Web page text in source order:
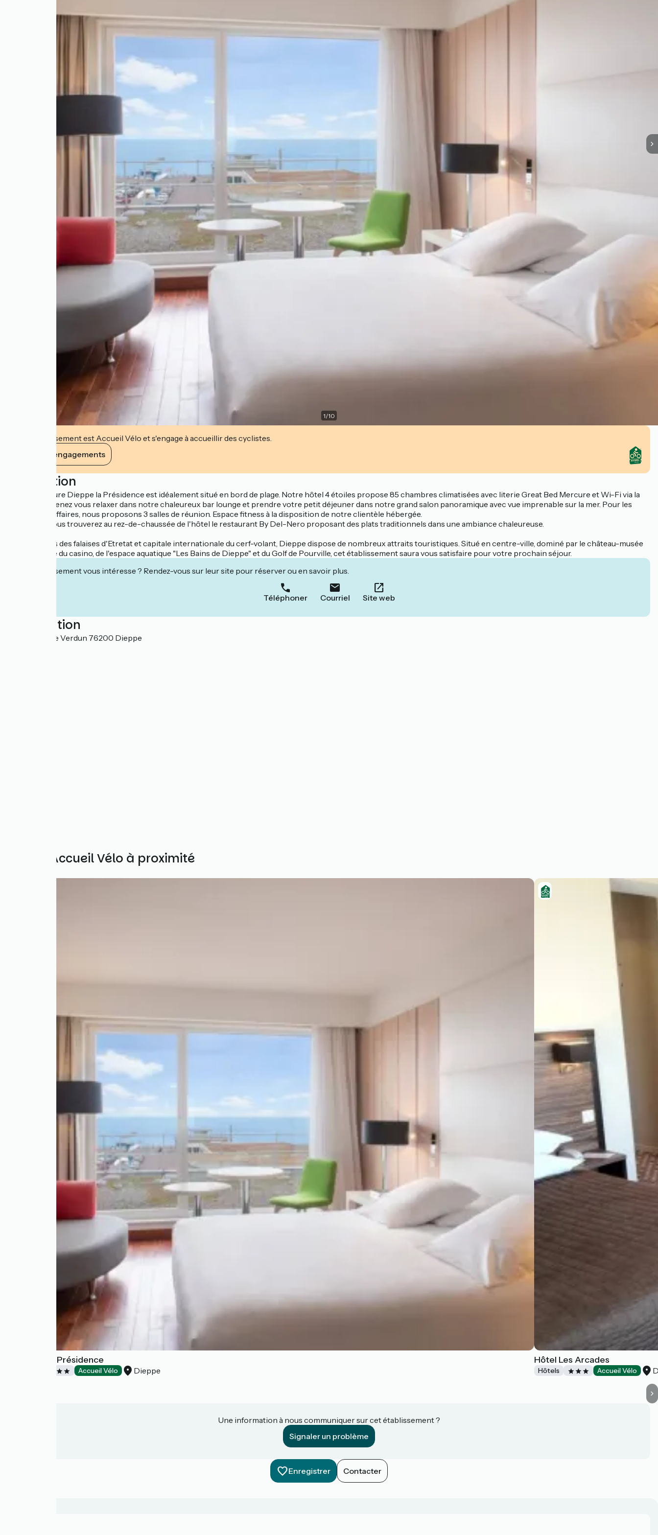
1/10
Cet établissement est Accueil Vélo et s'engage à accueillir des cyclistes.
Voir ses engagements
Description
L'hôtel Mercure Dieppe la Présidence est idéalement situé en bord de plage. Notre hôtel 4 étoiles propose 85 chambres climatisées avec literie Great Bed Mercure et Wi-Fi via la
fibre offert. Venez vous relaxer dans notre chaleureux bar lounge et prendre votre petit déjeuner dans notre grand salon panoramique avec vue imprenable sur la mer. Pour les
voyageurs d'affaires, nous proposons 3 salles de réunion. Espace fitness à la disposition de notre clientèle hébergée.
Pour dîner, vous trouverez au rez-de-chaussée de l'hôtel le restaurant By Del-Nero proposant des plats traditionnels dans une ambiance chaleureuse.
Sur les routes des falaises d'Etretat et capitale internationale du cerf-volant, Dieppe dispose de nombreux attraits touristiques. Situé en centre-ville, dominé par le château-musée
et à proximité du casino, de l'espace aquatique "Les Bains de Dieppe" et du Golf de Pourville, cet établissement saura vous satisfaire pour votre prochain séjour.
Cet établissement vous intéresse ? Rendez-vous sur leur site pour réserver ou en savoir plus.
Téléphoner Courriel Site web
Localisation
1 boulevard de Verdun 76200 Dieppe
Autres Accueil Vélo à proximité
Mercure La Présidence
Accueil Vélo Dieppe
Hôtel Les Arcades
Hôtels Accueil Vélo
Une information à nous communiquer sur cet établissement ?
Signaler un problème
Enregistrer Contacter